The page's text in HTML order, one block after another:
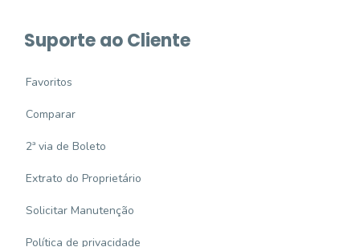
Suporte ao Cliente
Favoritos
Comparar
2ª via de Boleto
Extrato do Proprietário
Solicitar Manutenção
Política de privacidade